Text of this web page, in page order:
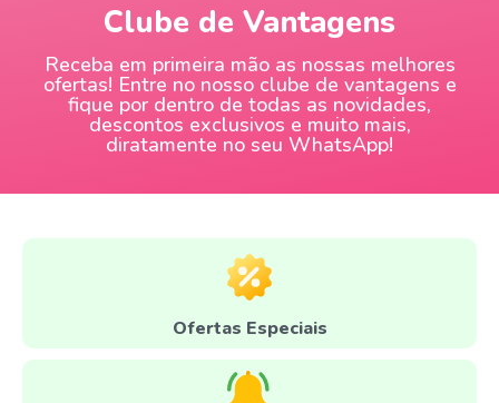
Clube de Vantagens
Receba em primeira mão as nossas melhores
ofertas! Entre no nosso clube de vantagens e
fique por dentro de todas as novidades,
descontos exclusivos e muito mais,
diratamente no seu WhatsApp!
Ofertas Especiais